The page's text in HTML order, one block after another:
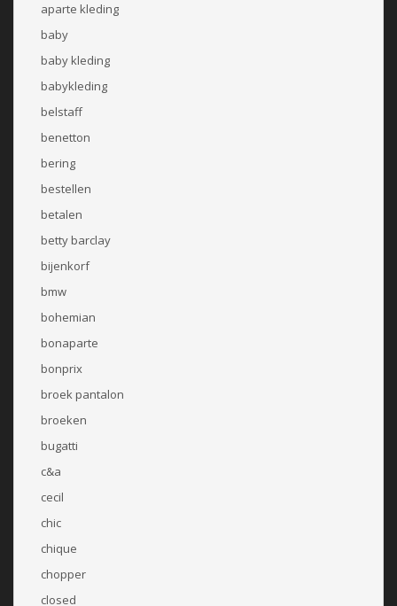
aparte kleding
baby
baby kleding
babykleding
belstaff
benetton
bering
bestellen
betalen
betty barclay
bijenkorf
bmw
bohemian
bonaparte
bonprix
broek pantalon
broeken
bugatti
c&a
cecil
chic
chique
chopper
closed